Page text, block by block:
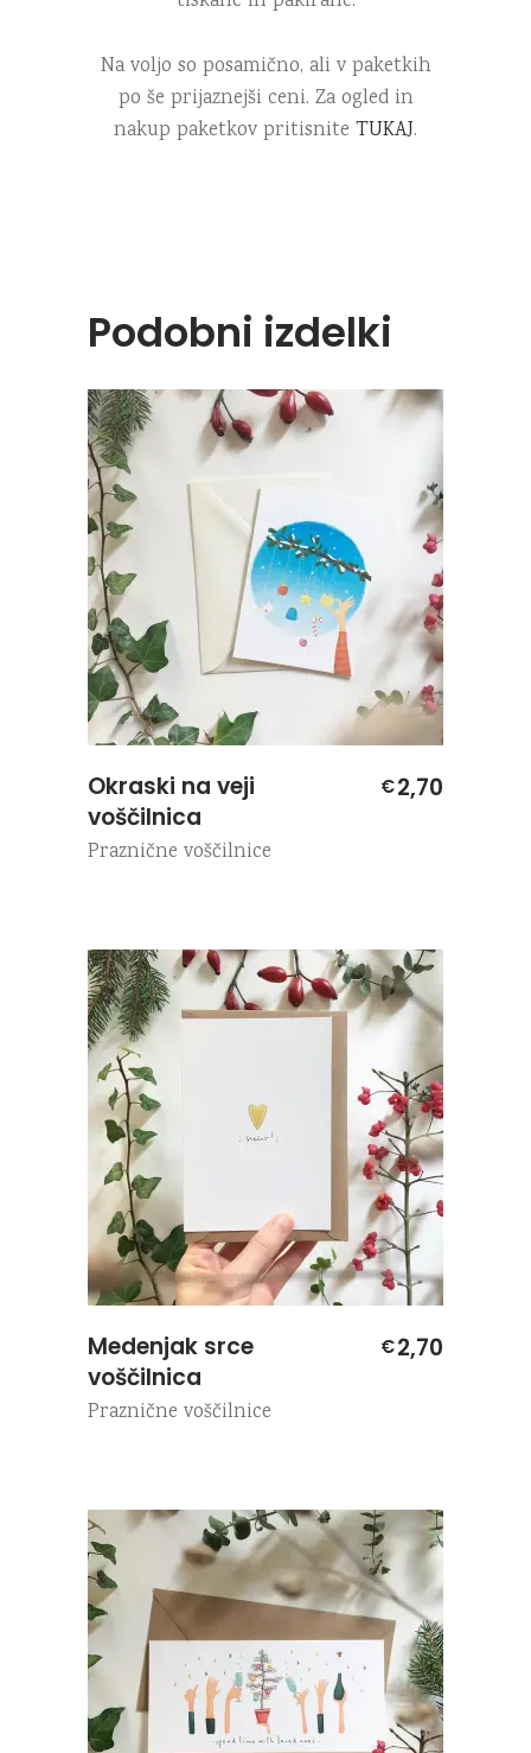
Na voljo so posamično, ali v paketkih
po še prijaznejši ceni. Za ogled in
nakup paketkov pritisnite TUKAJ.
Podobni izdelki
Okraski na veji
voščilnica
€2,70
Praznične voščilnice
Medenjak srce
voščilnica
€2,70
Praznične voščilnice